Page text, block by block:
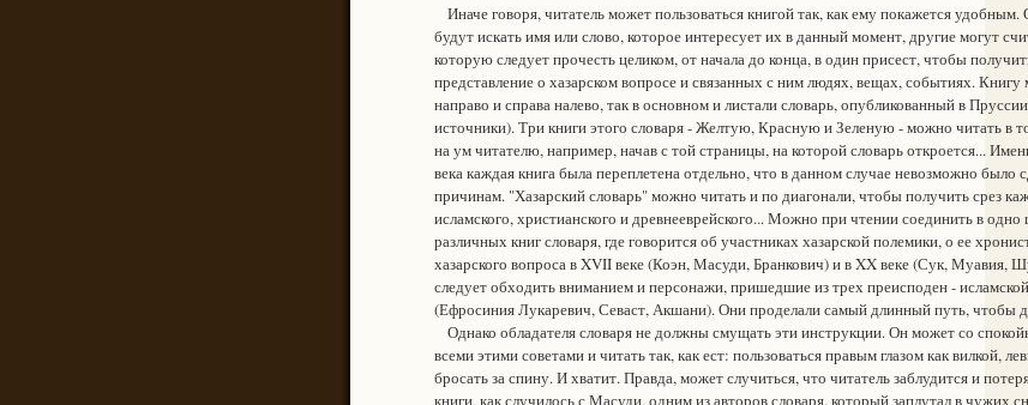
Иначе говоря, читатель может пользоваться книгой так, как ему покажется
будут искать имя или слово, которое интересует их в данный момент, другие могут
которую следует прочесть целиком, от начала до конца, в один присест, чтобы
представление о хазарском вопросе и связанных с ним людях, вещах, событиях. Книгу
направо и справа налево, так в основном и листали словарь, опубликованный в
источники). Три книги этого словаря - Желтую, Красную и Зеленую - можно читать в
на ум читателю, например, начав с той страницы, на которой словарь откроется...
века каждая книга была переплетена отдельно, что в данном случае невозможно было
причинам. "Хазарский словарь" можно читать и по диагонали, чтобы получить срез
исламского, христианского и древнееврейского... Можно при чтении соединить в одно
различных книг словаря, где говорится об участниках хазарской полемики, о ее
хазарского вопроса в XVII веке (Коэн, Масуди, Бранкович) и в XX веке (Сук, Муавия,
следует обходить вниманием и персонажи, пришедшие из трех преисподен -
(Ефросиния Лукаревич, Севаст, Акшани). Они проделали самый длинный путь, чтобы
Однако обладателя словаря не должны смущать эти инструкции. Он может со
всеми этими советами и читать так, как ест: пользоваться правым глазом как вилкой,
бросать за спину. И хватит. Правда, может случиться, что читатель заблудится и
книги, как случилось с Масуди, одним из авторов словаря, который заплутал в чужих